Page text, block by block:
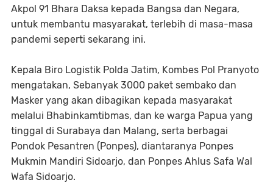
Akpol 91 Bhara Daksa kepada Bangsa dan Negara,
untuk membantu masyarakat, terlebih di masa-masa
pandemi seperti sekarang ini.
Kepala Biro Logistik Polda Jatim, Kombes Pol Pranyoto
mengatakan, Sebanyak 3000 paket sembako dan
Masker yang akan dibagikan kepada masyarakat
melalui Bhabinkamtibmas, dan ke warga Papua yang
tinggal di Surabaya dan Malang, serta berbagai
Pondok Pesantren (Ponpes), diantaranya Ponpes
Mukmin Mandiri Sidoarjo, dan Ponpes Ahlus Safa Wal
Wafa Sidoarjo.